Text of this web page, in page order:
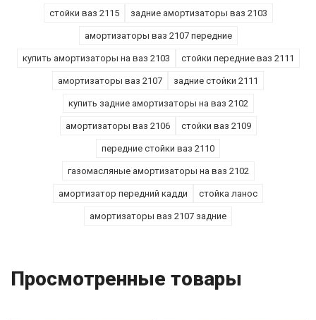
стойки ваз 2115 задние амортизаторы ваз 2103
амортизаторы ваз 2107 передние
купить амортизаторы на ваз 2103 стойки передние ваз 2111
амортизаторы ваз 2107 задние стойки 2111
купить задние амортизаторы на ваз 2102
амортизаторы ваз 2106 стойки ваз 2109
передние стойки ваз 2110
газомасляные амортизаторы на ваз 2102
амортизатор передний кадди стойка ланос
амортизаторы ваз 2107 задние
Просмотренные товары